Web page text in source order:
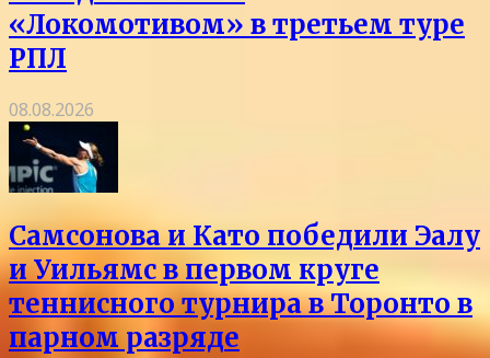
«Локомотивом» в третьем туре
РПЛ
08.08.2026
Самсонова и Като победили Эалу
и Уильямс в первом круге
теннисного турнира в Торонто в
парном разряде